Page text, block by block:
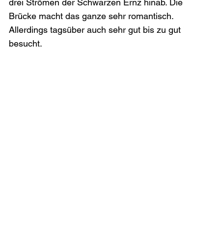
drei Strömen der Schwarzen Ernz hinab. Die
Brücke macht das ganze sehr romantisch.
Allerdings tagsüber auch sehr gut bis zu gut
besucht.